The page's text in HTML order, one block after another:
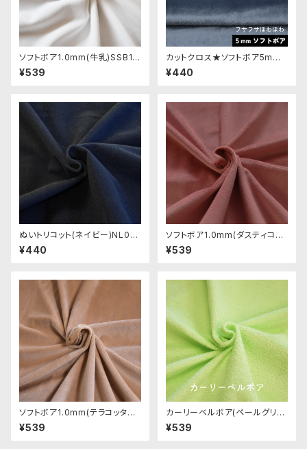
ソフトボア1.0mm(牛乳)SSB111
ぬいぐるみ用短毛ボア生地 20c
m
¥539
カットクロス★ソフトボア5mm
(グレイッシュブルー)LB037 ボ
ア生地 50cm × 45cm
¥440
ぬいトリコット(ネイビー)NL00
8 ぬいぐるみ用薄手パイル生地
20cm
¥440
ソフトボア1.0mm(ダスティコー
ラル)SSB044 ぬいぐるみ用短
毛ボア生地 20cm
¥539
ソフトボア1.0mm(テラコッタベ
ージュ)SSB102 ぬいぐるみ用
短毛ボア生地 20cm
¥539
カーリーベルボア(ペールグリー
ン)CB004 ぬいぐるみ用短毛カ
ールボア生地 20cm
¥539